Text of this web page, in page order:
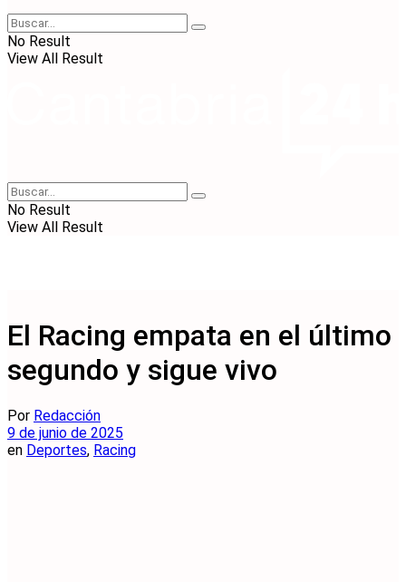
No Result
View All Result
No Result
View All Result
El Racing empata en el último
segundo y sigue vivo
Por Redacción
9 de junio de 2025
en Deportes, Racing